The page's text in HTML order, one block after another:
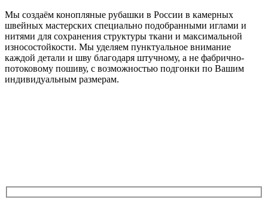
Мы создаём конопляные рубашки в России в камерных
швейных мастерских специально подобранными иглами и
нитями для сохранения структуры ткани и максимальной
износостойкости. Мы уделяем пунктуальное внимание
каждой детали и шву благодаря штучному, а не фабрично-
потоковому пошиву, с возможностью подгонки по Вашим
индивидуальным размерам.